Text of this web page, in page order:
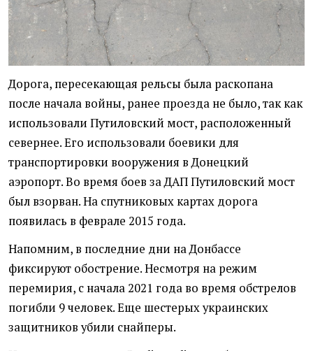
Дорога, пересекающая рельсы была раскопана
после начала войны, ранее проезда не было, так как
использовали Путиловский мост, расположенный
севернее. Его использовали боевики для
транспортировки вооружения в Донецкий
аэропорт. Во время боев за ДАП Путиловский мост
был взорван. На спутниковых картах дорога
появилась в феврале 2015 года.
Напомним, в последние дни на Донбассе
фиксируют обострение. Несмотря на режим
перемирия, с начала 2021 года во время обстрелов
погибли 9 человек. Еще шестерых украинских
защитников убили снайперы.